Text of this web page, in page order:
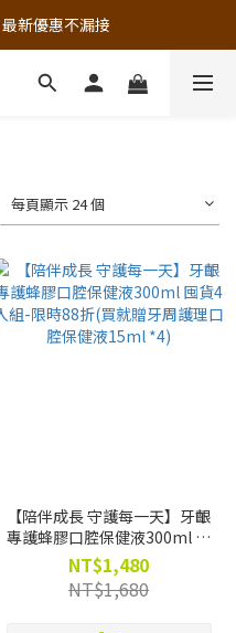
時掌握最新資訊！
新優惠不漏接
隨時掌握最新資訊！
每頁顯示 24 個
【陪伴成長 守護每一天】牙齦
專護蜂膠口腔保健液300ml 囤
貨4入組-限時88折(買就贈牙周
護理口腔保健液15ml *4)
NT$1,480
NT$1,680